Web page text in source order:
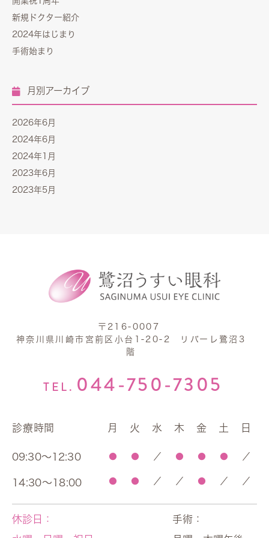
新規ドクター紹介
2024年はじまり
手術始まり
月別アーカイブ
2026年6月
2024年6月
2024年1月
2023年6月
2023年5月
〒216-0007
神奈川県川崎市宮前区小台1-20-2 リバーレ鷺沼3
階
TEL. 044-750-7305
診療時間 月 火 水 木 金 土 日
09:30～12:30 ● ● ／ ● ● ● ／
14:30～18:00 ● ● ／ ／ ● ／ ／
休診日：
手術：